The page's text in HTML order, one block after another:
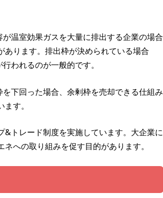
温室効果ガスを大量に排出する企業の場合
ります。排出枠が決められている場合
われるのが一般的です。
下回った場合、余剰枠を売却できる仕組み
す。
トレード制度を実施しています。大企業に
への取り組みを促す目的があります。